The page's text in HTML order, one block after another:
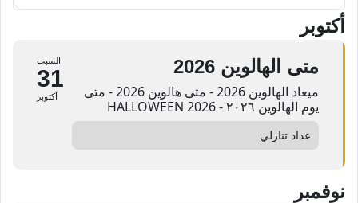
أكتوبر
السبت
31
أكتوبر
متى الهالوين 2026
ميعاد الهالوين 2026 - متى هالوين 2026 - متى
يوم الهالوين ۲۰۲٦ - HALLOWEEN 2026
عداد تنازلي
نوفمبر